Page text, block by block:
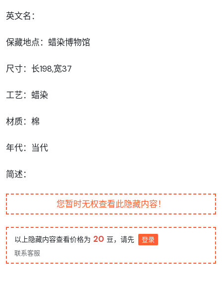
英文名：
保藏地点：蜡染博物馆
尺寸：长198,宽37
工艺：蜡染
材质：棉
年代：当代
简述：
您暂时无权查看此隐藏内容！
以上隐藏内容查看价格为 20 豆，请先
登录
联系客服